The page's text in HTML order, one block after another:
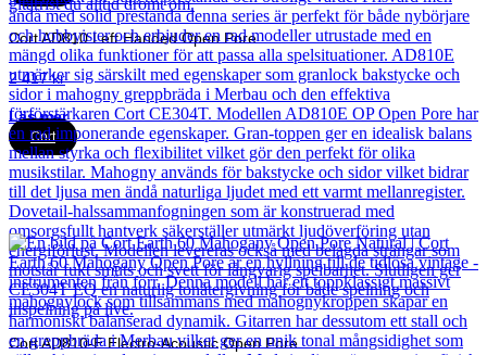
Cort AD810 Left Handed Open Pore
2 417kr
Läs mer
Cort
Cort AD810-E Electro-Acoustic Open Pore